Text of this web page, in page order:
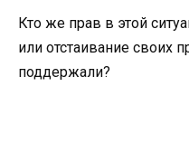
Кто же прав в этой
или отстаивание своих
поддержали?